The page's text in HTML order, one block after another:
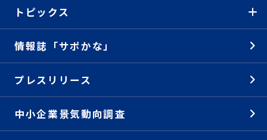
トピックス
情報誌「サポかな」
プレスリリース
中小企業景気動向調査